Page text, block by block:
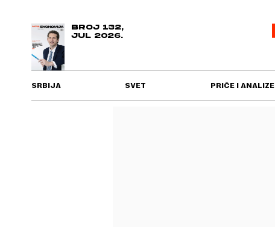
BROJ 132,
JUL 2026.
SRBIJA SVET PRIČE I ANALIZE